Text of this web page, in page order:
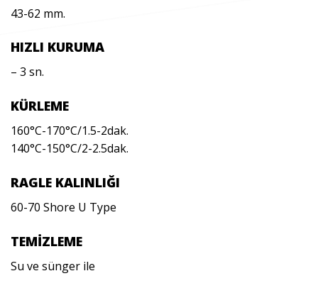
43-62 mm.
HIZLI KURUMA
– 3 sn.
KÜRLEME
160°C-170°C/1.5-2dak.
140°C-150°C/2-2.5dak.
RAGLE KALINLIĞI
60-70 Shore U Type
TEMİZLEME
Su ve sünger ile